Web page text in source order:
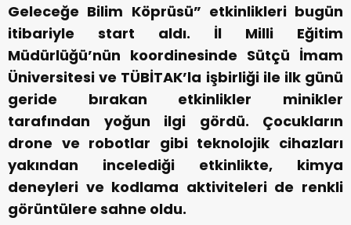
Geleceğe Bilim Köprüsü” etkinlikleri bugün
itibariyle start aldı. İl Milli Eğitim
Müdürlüğü’nün koordinesinde Sütçü İmam
Üniversitesi ve TÜBİTAK’la işbirliği ile ilk günü
geride bırakan etkinlikler minikler
tarafından yoğun ilgi gördü. Çocukların
drone ve robotlar gibi teknolojik cihazları
yakından incelediği etkinlikte, kimya
deneyleri ve kodlama aktiviteleri de renkli
görüntülere sahne oldu.